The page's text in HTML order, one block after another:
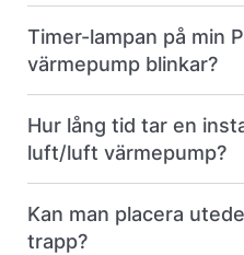
Timer-lampan på min
värmepump blinkar?
Hur lång tid tar en
luft/luft värmepump?
Kan man placera
trapp?